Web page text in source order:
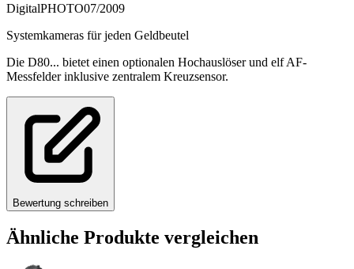
DigitalPHOTO07/2009
Systemkameras für jeden Geldbeutel
Die D80... bietet einen optionalen Hochauslöser und elf AF-
Messfelder inklusive zentralem Kreuzsensor.
Bewertung schreiben
Ähnliche Produkte vergleichen